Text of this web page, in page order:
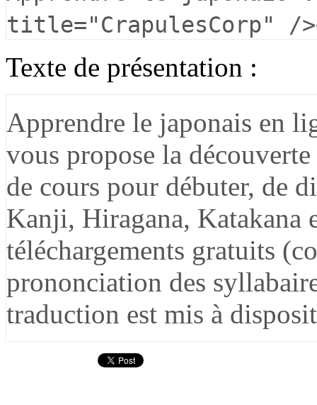
title="CrapulesCorp" /
Texte de présentation :
Apprendre le japonais en
vous propose la
de cours pour débuter, de
Kanji, Hiragana, Katakana
téléchargements gratuits
prononciation des
traduction est mis à